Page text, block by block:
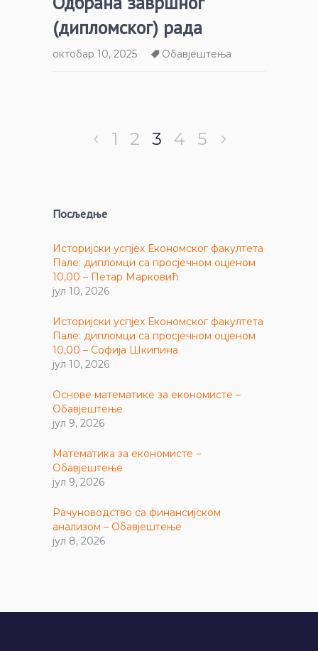
(дипломског) рада
октобар 10, 2025 Обавјештења
1 2 3 4 5
Посљедње
Историјски успјех Економског факултета
Пале: дипломци са просјечном оцјеном
10,00 – Петар Марковић
јул 10, 2026
Историјски успјех Економског факултета
Пале: дипломци са просјечном оцјеном
10,00 – Софија Шкипина
јул 10, 2026
Основе математике за економисте –
Обавјештење
јул 9, 2026
Математика за економисте –
Обавјештење
јул 9, 2026
Рачуноводство са финансијском
анализом – Обавјештење
јул 8, 2026